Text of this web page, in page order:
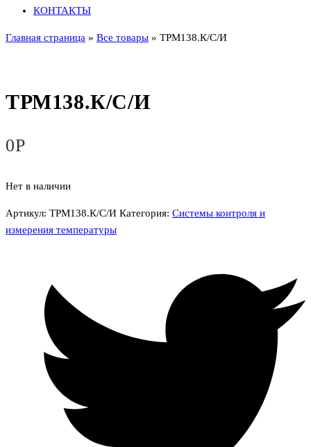
КОНТАКТЫ
Главная страница » Все товары » ТРМ138.К/С/И
ТРМ138.К/С/И
0Р
Нет в наличии
Артикул: ТРМ138.К/С/И Категория: Системы контроля и
измерения температуры